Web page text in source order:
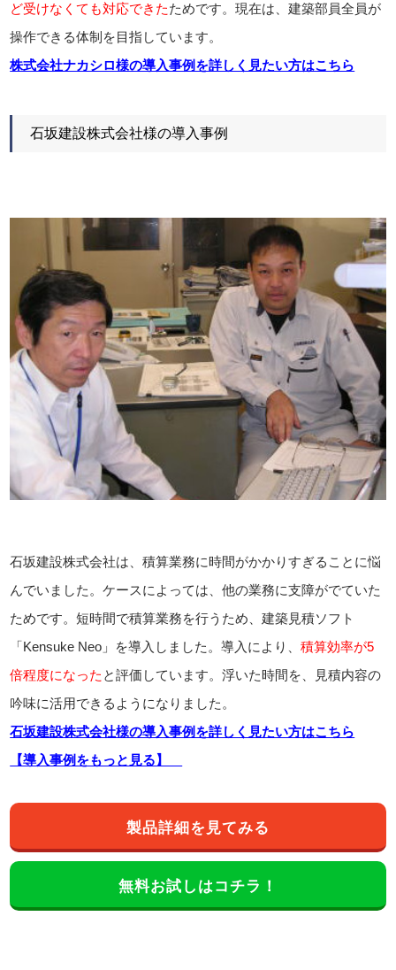
ど受けなくても対応できたためです。現在は、建築部員全員が
操作できる体制を目指しています。
株式会社ナカシロ様の導入事例を詳しく見たい方はこちら
石坂建設株式会社様の導入事例
石坂建設株式会社は、積算業務に時間がかかりすぎることに悩
んでいました。ケースによっては、他の業務に支障がでていた
ためです。短時間で積算業務を行うため、建築見積ソフト
「Kensuke Neo」を導入しました。導入により、積算効率が5
倍程度になった と評価しています。浮いた時間を、見積内容の
吟味に活用できるようになりました。
石坂建設株式会社様の導入事例を詳しく見たい方はこちら
【導入事例をもっと見る】
製品詳細を見てみる
無料お試しはコチラ！